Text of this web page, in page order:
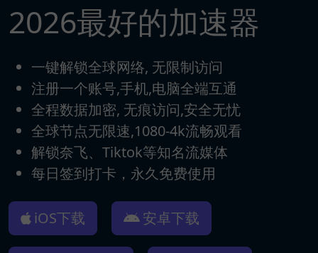
2026最好的加速器
一键解锁全球网络, 无限制访问
注册一个账号,手机,电脑全端互通
全程数据加密, 无痕访问,安全无忧
全球节点无限速,1080-4k流畅观看
解锁奈飞、Tiktok等知名流媒体
每日签到打卡，永久免费使用
iOS下载 安卓下载